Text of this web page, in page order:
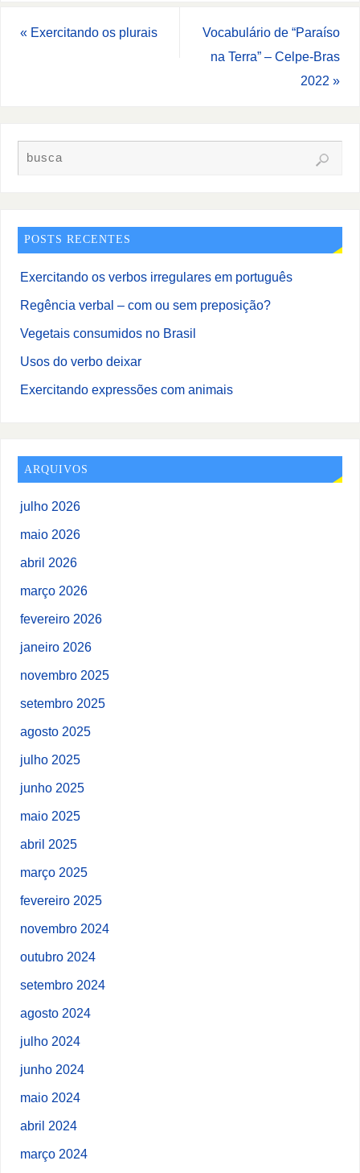
« Exercitando os plurais
Vocabulário de “Paraíso
na Terra” – Celpe-Bras
2022 »
POSTS RECENTES
Exercitando os verbos irregulares em português
Regência verbal – com ou sem preposição?
Vegetais consumidos no Brasil
Usos do verbo deixar
Exercitando expressões com animais
ARQUIVOS
julho 2026
maio 2026
abril 2026
março 2026
fevereiro 2026
janeiro 2026
novembro 2025
setembro 2025
agosto 2025
julho 2025
junho 2025
maio 2025
abril 2025
março 2025
fevereiro 2025
novembro 2024
outubro 2024
setembro 2024
agosto 2024
julho 2024
junho 2024
maio 2024
abril 2024
março 2024